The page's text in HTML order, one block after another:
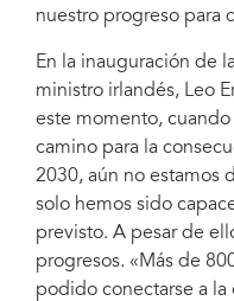
nuestro progreso para
En la inauguración de
ministro irlandés, Leo
este momento,
camino para la
2030, aún no estamos
solo hemos sido
previsto. A pesar de
progresos. «Más de
podido conectarse a